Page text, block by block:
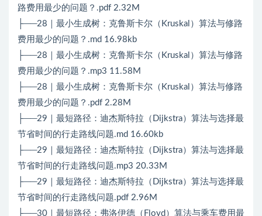
路费用最少的问题？.pdf 2.32M
├──28｜最小生成树：克鲁斯卡尔（Kruskal）算法与修路
费用最少的问题？.md 16.98kb
├──28｜最小生成树：克鲁斯卡尔（Kruskal）算法与修路
费用最少的问题？.mp3 11.58M
├──28｜最小生成树：克鲁斯卡尔（Kruskal）算法与修路
费用最少的问题？.pdf 2.28M
├──29｜最短路径：迪杰斯特拉（Dijkstra）算法与选择最
节省时间的行走路线问题.md 16.60kb
├──29｜最短路径：迪杰斯特拉（Dijkstra）算法与选择最
节省时间的行走路线问题.mp3 20.33M
├──29｜最短路径：迪杰斯特拉（Dijkstra）算法与选择最
节省时间的行走路线问题.pdf 2.96M
├──30｜最短路径：弗洛伊德（Floyd）算法与乘车费用最